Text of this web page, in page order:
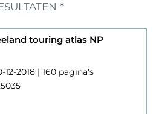
*
touring atlas NP
12-2018 | 160 pagina's